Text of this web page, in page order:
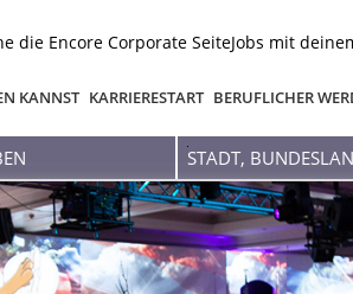
die Encore Corporate SeiteJobs mit
KANNST KARRIERESTART BERUFLICHER
Stadt,
Bundesland